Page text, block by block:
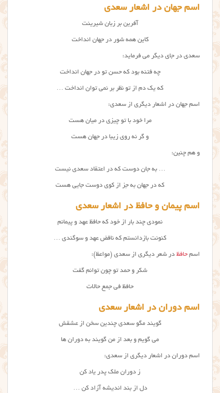
اسم جهان در اشعار سعدی
آفرین بر زبان شیرینت
کاین همه شور در جهان انداخت
سعدی در جای دیگر می فرماید:
چه فتنه بود که حسن تو در جهان انداخت
که یک دم از تو نظر بر نمی توان انداخت …
اسم جهان در اشعار دیگری از سعدی:
مرا خود با تو چیزی در میان هست
و گر نه روی زیبا در جهان هست
و هم چنین:
… به جان دوست که در اعتقاد سعدی نیست
که در جهان به جز از کوی دوست جایی هست
اسم پیمان و حافظ در اشعار سعدی
نمودی چند بار از خود که حافظ عهد و پیمانم
کنونت بازدانستم که ناقض عهد و سوگندی …
اسم حافظ در شعر دیگری از سعدی (مواعظ):
شکر و حمد تو چون توانم گفت
حافظ فی جمع حالات
اسم دوران در اشعار سعدی
گویند مگو سعدی چندین سخن از عشقش
می گویم و بعد از من گویند به دوران ها
اسم دوران در اشعار دیگری از سعدی:
ز دوران ملک پدر یاد کن
دل از بند اندیشه آزاد کن …